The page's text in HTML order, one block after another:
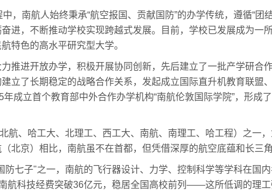
，南航人始终秉承“航空报国、贡献国防”的办学传统，遵循“团
进，不断推动学校实现跨越式发展。目前，学校已发展成为一
特色的高水平研究型大学。
推进开放办学，积极开展协同创新，先后建立了一批产学研合
立了长期稳定的战略合作关系，发起成立国际直升机教育联盟
成立首个教育部中外合作办学机构“南航伦敦国际学院”，形成
航、哈工大、北理工、西工大、南航、南理工、哈工程）之一
北京）相比，南航虽不在首都，但凭借深厚的航空底蕴和长三
防七子"之一，南航的飞行器设计、力学、控制科学等学科在国
航科技经费突破36亿元，稳居全国高校前列——这所低调的理工